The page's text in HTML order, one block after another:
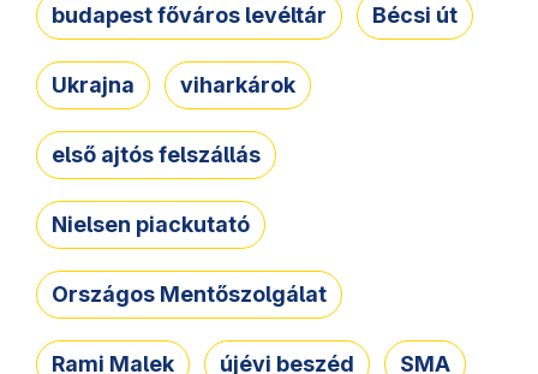
budapest főváros levéltár Bécsi út
Ukrajna viharkárok
első ajtós felszállás
Nielsen piackutató
Országos Mentőszolgálat
Rami Malek újévi beszéd SMA